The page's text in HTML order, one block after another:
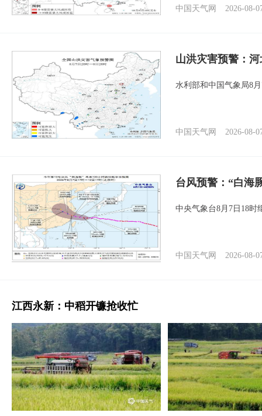
中国天气网 2026-08-
山洪灾害预警：
水利部和中国气象局8
中国天气网 2026-08-
台风预警：“白海
中央气象台8月7日18时
中国天气网 2026-08-
江西永新：中稻开镰抢收忙